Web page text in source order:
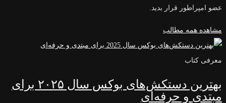
عضو امپراطور قرار بدید.
مشاهده همه مطالب
معرفی کتاب
بهترین دستکش‌های بوکس سال ۲۰۲۵ برای
مبتدی و حرفه‌ای